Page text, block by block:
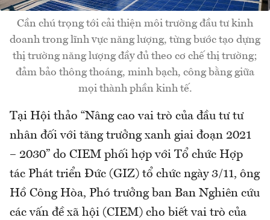
Cần chú trọng tới cải thiện môi trường đầu tư kinh
doanh trong lĩnh vực năng lượng, từng bước tạo dựng
thị trường năng lượng đầy đủ theo cơ chế thị trường;
đảm bảo thông thoáng, minh bạch, công bằng giữa
mọi thành phần kinh tế.
Tại Hội thảo “Nâng cao vai trò của đầu tư tư
nhân đối với tăng trưởng xanh giai đoạn 2021
– 2030” do CIEM phối hợp với Tổ chức Hợp
tác Phát triển Đức (GIZ) tổ chức ngày 3/11, ông
Hồ Công Hòa, Phó trưởng ban Ban Nghiên cứu
các vấn đề xã hội (CIEM) cho biết vai trò của